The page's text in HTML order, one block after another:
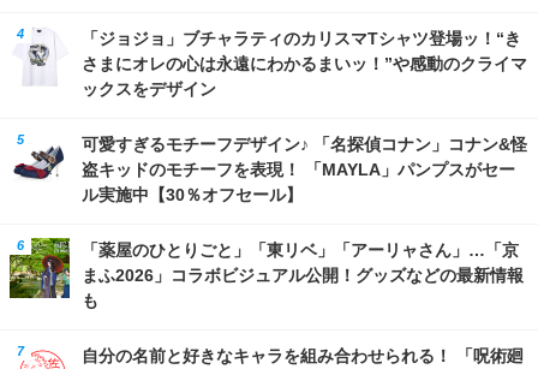
「ジョジョ」ブチャラティのカリスマTシャツ登場ッ！“き
さまにオレの心は永遠にわかるまいッ！”や感動のクライマ
ックスをデザイン
可愛すぎるモチーフデザイン♪ 「名探偵コナン」コナン&怪
盗キッドのモチーフを表現！ 「MAYLA」パンプスがセー
ル実施中【30％オフセール】
「薬屋のひとりごと」「東リベ」「アーリャさん」…「京
まふ2026」コラボビジュアル公開！グッズなどの最新情報
も
自分の名前と好きなキャラを組み合わせられる！ 「呪術廻